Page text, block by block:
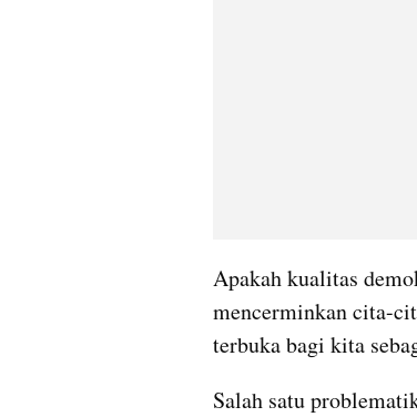
Apakah kualitas
mencerminkan cita-
terbuka bagi kita
Salah satu